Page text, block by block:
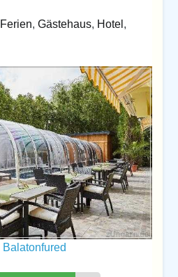
Ferien,Gästehaus, Hotel ,
Balatonfured